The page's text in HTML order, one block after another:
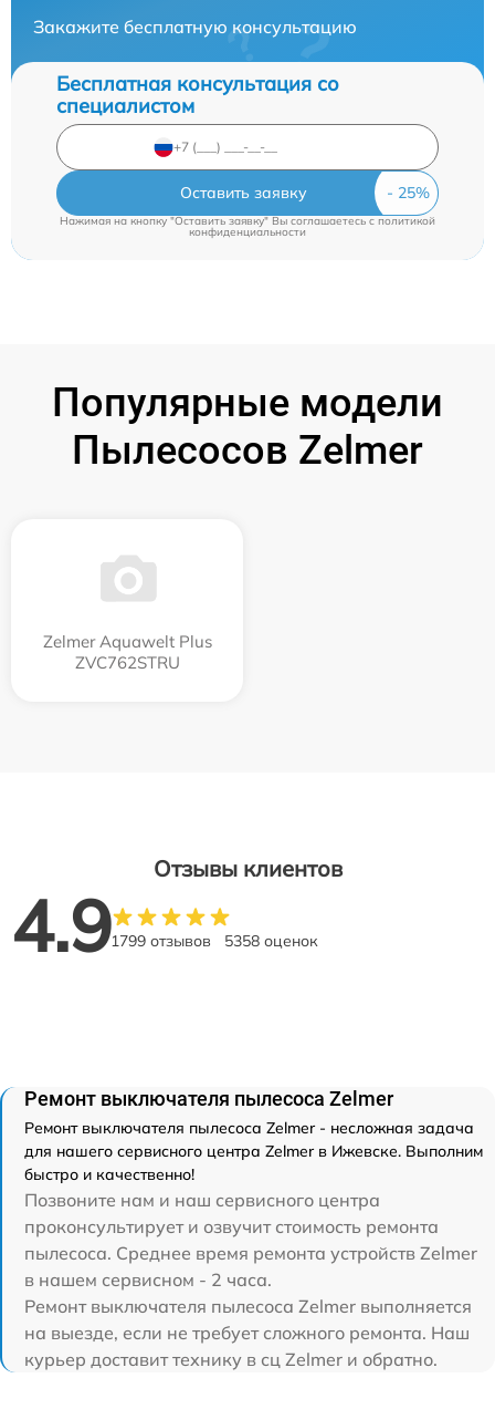
Закажите бесплатную консультацию
Бесплатная консультация со
специалистом
Оставить заявку
Нажимая на кнопку "Оставить заявку" Вы соглашаетесь cполитикой
конфиденциальности
Популярные модели
Пылесосов Zelmer
Zelmer Aquawelt Plus
ZVC762STRU
Отзывы клиентов
4.91799 отзывов 5358 оценок
Ремонт выключателя пылесоса Zelmer
Ремонт выключателя пылесоса Zelmer - несложная задача
для нашего сервисного центра Zelmer в Ижевске. Выполним
быстро и качественно!
Позвоните нам и наш сервисного центра
проконсультирует и озвучит стоимость ремонта
пылесоса. Среднее время ремонта устройств Zelmer
в нашем сервисном - 2 часа.
Ремонт выключателя пылесоса Zelmer выполняется
на выезде, если не требует сложного ремонта. Наш
курьер доставит технику в сц Zelmer и обратно.